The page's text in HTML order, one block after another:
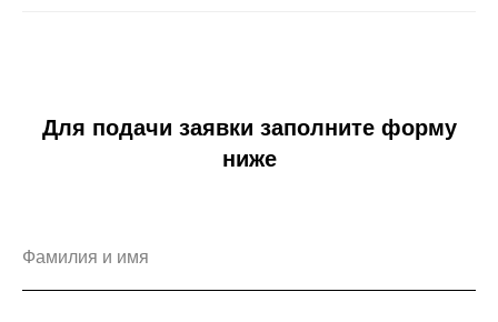
Для подачи заявки заполните форму
ниже
Фамилия и имя